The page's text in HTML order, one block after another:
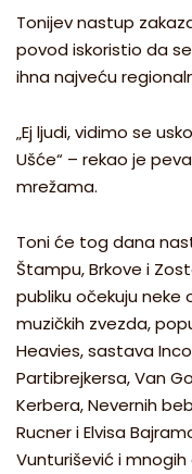
Tonijev nastup
povod iskoristio da
ihna najveću
„Ej ljudi, vidimo se
Ušće“ – rekao je
mrežama.
Toni će tog dana
Štampu, Brkove i
publiku očekuju neke
muzičkih zvezda,
Heavies, sastava
Partibrejkersa, Van
Kerbera, Nevernih
Rucner i Elvisa
Vunturišević i mnogih